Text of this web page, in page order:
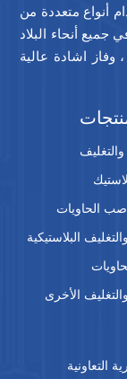
أنواع متعددة من
جميع أنحاء البلاد
وفاز اشادة عالية
والتغليف
الحاويات
البلاستيكية
الأخرى
التعاونية